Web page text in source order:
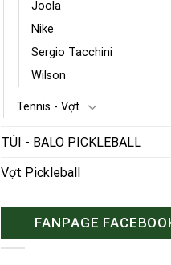
Joola
Nike
Sergio Tacchini
Wilson
Tennis - Vợt
TÚI - BALO PICKLEBALL
Vợt Pickleball
FANPAGE